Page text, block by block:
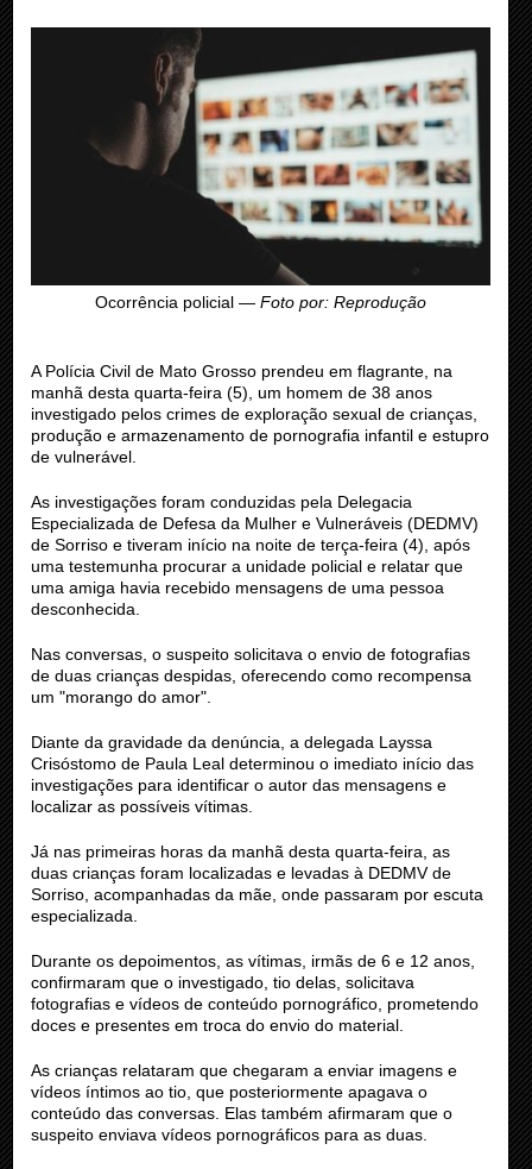
Ocorrência policial —Foto por: Reprodução
A Polícia Civil de Mato Grosso prendeu em flagrante, na
manhã desta quarta-feira (5), um homem de 38 anos
investigado pelos crimes de exploração sexual de crianças,
produção e armazenamento de pornografia infantil e estupro
de vulnerável.
As investigações foram conduzidas pela Delegacia
Especializada de Defesa da Mulher e Vulneráveis (DEDMV)
de Sorriso e tiveram início na noite de terça-feira (4), após
uma testemunha procurar a unidade policial e relatar que
uma amiga havia recebido mensagens de uma pessoa
desconhecida.
Nas conversas, o suspeito solicitava o envio de fotografias
de duas crianças despidas, oferecendo como recompensa
um "morango do amor".
Diante da gravidade da denúncia, a delegada Layssa
Crisóstomo de Paula Leal determinou o imediato início das
investigações para identificar o autor das mensagens e
localizar as possíveis vítimas.
Já nas primeiras horas da manhã desta quarta-feira, as
duas crianças foram localizadas e levadas à DEDMV de
Sorriso, acompanhadas da mãe, onde passaram por escuta
especializada.
Durante os depoimentos, as vítimas, irmãs de 6 e 12 anos,
confirmaram que o investigado, tio delas, solicitava
fotografias e vídeos de conteúdo pornográfico, prometendo
doces e presentes em troca do envio do material.
As crianças relataram que chegaram a enviar imagens e
vídeos íntimos ao tio, que posteriormente apagava o
conteúdo das conversas. Elas também afirmaram que o
suspeito enviava vídeos pornográficos para as duas.